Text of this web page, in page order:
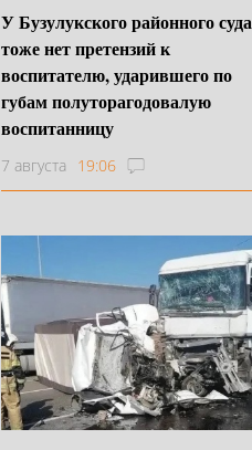
У Бузулукского районного суда
тоже нет претензий к
воспитателю, ударившего по
губам полуторагодовалую
воспитанницу
7 августа 19:06